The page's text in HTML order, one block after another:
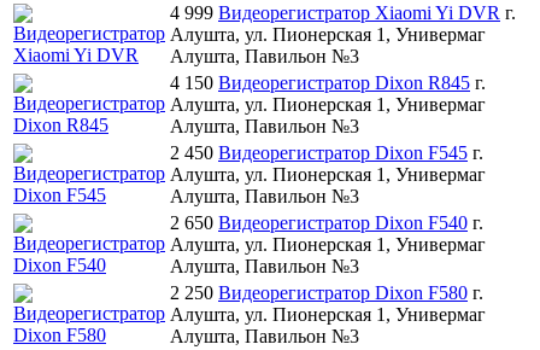
4 999 Видеорегистратор Xiaomi Yi DVR г.
Алушта, ул. Пионерская 1, Универмаг
Алушта, Павильон №3
4 150 Видеорегистратор Dixon R845 г.
Алушта, ул. Пионерская 1, Универмаг
Алушта, Павильон №3
2 450 Видеорегистратор Dixon F545 г.
Алушта, ул. Пионерская 1, Универмаг
Алушта, Павильон №3
2 650 Видеорегистратор Dixon F540 г.
Алушта, ул. Пионерская 1, Универмаг
Алушта, Павильон №3
2 250 Видеорегистратор Dixon F580 г.
Алушта, ул. Пионерская 1, Универмаг
Алушта, Павильон №3